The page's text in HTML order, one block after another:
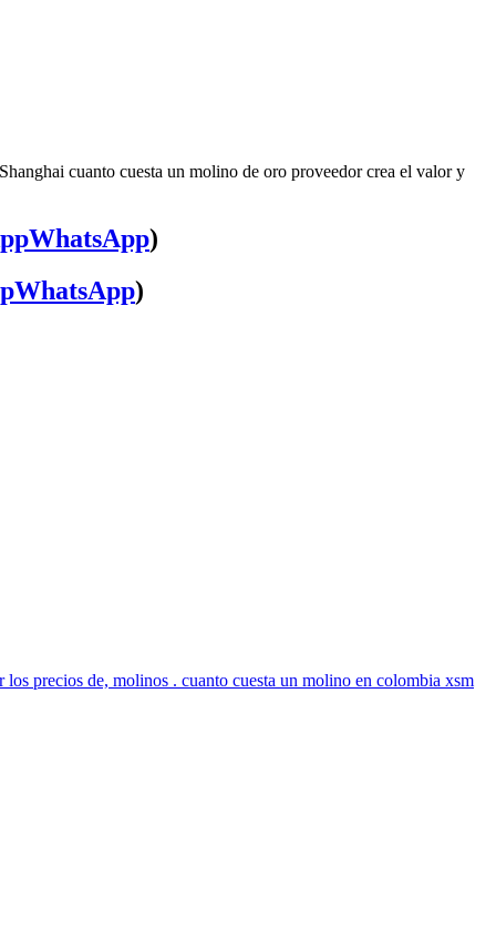
cuanto cuesta un molino de oro proveedor crea el valor y
WhatsApp)
WhatsApp)
precios de, molinos . cuanto cuesta un molino en colombia xsm